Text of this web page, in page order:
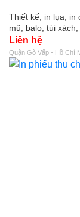
Thiết kế, in lụa, in
mũ, balo, túi xách,
Liên hệ
Quận Gò Vấp - Hồ Chí